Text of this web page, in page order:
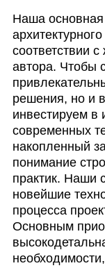
Наша
соответствии
автора. Чтобы
решения, но и
инвестируем в
современных
накопленный
понимание
практик. Наши
новейшие
процесса
Основным